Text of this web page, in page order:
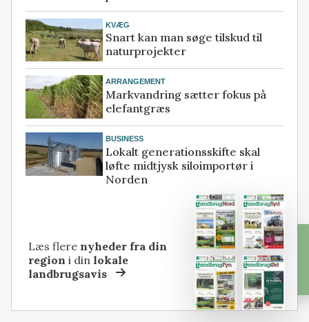
KVÆG
Snart kan man søge tilskud til
naturprojekter
ARRANGEMENT
Markvandring sætter fokus på
elefantgræs
BUSINESS
Lokalt generationsskifte skal
løfte midtjysk siloimportør i
Norden
Læs flere nyheder fra din
region i dinlokale
landbrugsavis